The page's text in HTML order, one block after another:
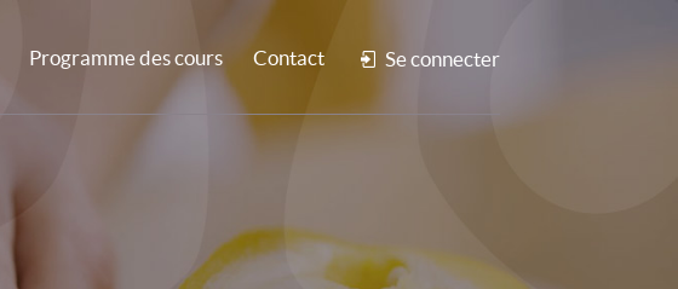
Programme des cours Contact Se connecter